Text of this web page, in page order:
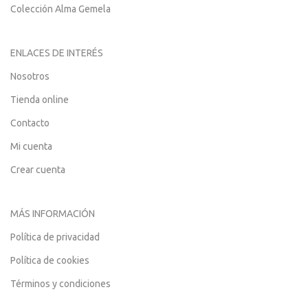
Colección Alma Gemela
ENLACES DE INTERÉS
Nosotros
Tienda online
Contacto
Mi cuenta
Crear cuenta
MÁS INFORMACIÓN
Política de privacidad
Política de cookies
Términos y condiciones